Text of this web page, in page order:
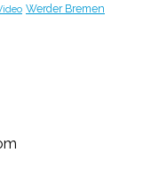
Werder Bremen